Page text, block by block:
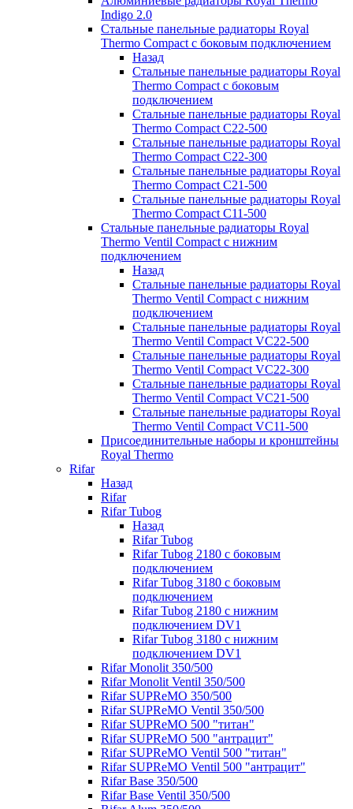
Indigo 2.0
Стальные панельные радиаторы Royal
Thermo Compact с боковым подключением
Назад
Стальные панельные радиаторы Royal
Thermo Compact с боковым
подключением
Стальные панельные радиаторы Royal
Thermo Compact C22-500
Стальные панельные радиаторы Royal
Thermo Compact C22-300
Стальные панельные радиаторы Royal
Thermo Compact C21-500
Стальные панельные радиаторы Royal
Thermo Compact C11-500
Стальные панельные радиаторы Royal
Thermo Ventil Compact с нижним
подключением
Назад
Стальные панельные радиаторы Royal
Thermo Ventil Compact с нижним
подключением
Стальные панельные радиаторы Royal
Thermo Ventil Compact VC22-500
Стальные панельные радиаторы Royal
Thermo Ventil Compact VC22-300
Стальные панельные радиаторы Royal
Thermo Ventil Compact VC21-500
Стальные панельные радиаторы Royal
Thermo Ventil Compact VC11-500
Присоединительные наборы и кронштейны
Royal Thermo
Rifar
Назад
Rifar
Rifar Tubog
Назад
Rifar Tubog
Rifar Tubog 2180 с боковым
подключением
Rifar Tubog 3180 с боковым
подключением
Rifar Tubog 2180 с нижним
подключением DV1
Rifar Tubog 3180 с нижним
подключением DV1
Rifar Monolit 350/500
Rifar Monolit Ventil 350/500
Rifar SUPReMO 350/500
Rifar SUPReMO Ventil 350/500
Rifar SUPReMO 500 "титан"
Rifar SUPReMO 500 "антрацит"
Rifar SUPReMO Ventil 500 "титан"
Rifar SUPReMO Ventil 500 "антрацит"
Rifar Base 350/500
Rifar Base Ventil 350/500